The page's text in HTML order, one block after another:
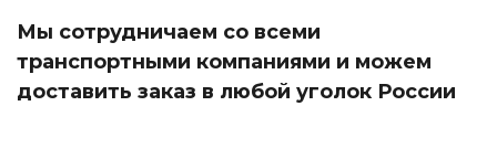
Мы сотрудничаем со всеми
транспортными компаниями и можем
доставить заказ в любой уголок России